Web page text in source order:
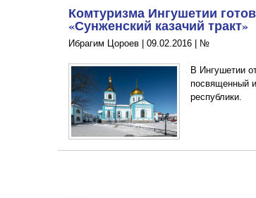
Комтуризма Ингушетии
«Сунженский казачий тракт»
Ибрагим Цороев | 09.02.2016 №
В Ингушетии
посвященный
республики.